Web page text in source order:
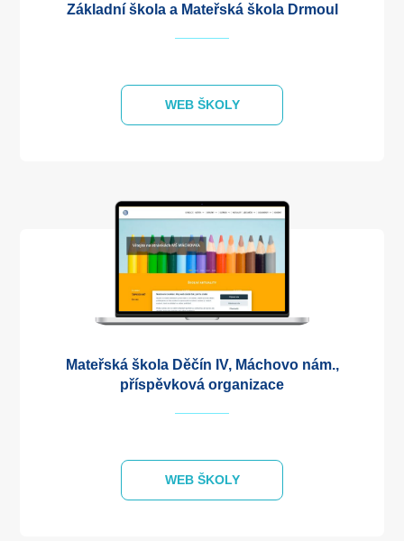
Základní škola a Mateřská škola Drmoul
WEB ŠKOLY
Mateřská škola Děčín IV, Máchovo nám.,
příspěvková organizace
WEB ŠKOLY